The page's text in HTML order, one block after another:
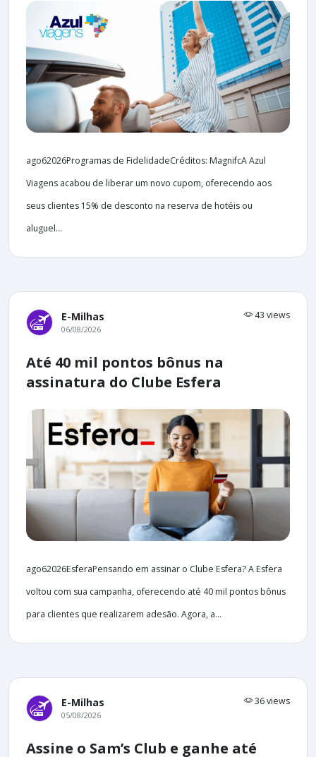
ago62026Programas de FidelidadeCréditos: MagnifcA Azul
Viagens acabou de liberar um novo cupom, oferecendo aos
seus clientes 15% de desconto na reserva de hotéis ou
aluguel...
E-Milhas 43 views
06/08/2026
Até 40 mil pontos bônus na
assinatura do Clube Esfera
ago62026EsferaPensando em assinar o Clube Esfera? A Esfera
voltou com sua campanha, oferecendo até 40 mil pontos bônus
para clientes que realizarem adesão. Agora, a...
E-Milhas 36 views
05/08/2026
Assine o Sam’s Club e ganhe até